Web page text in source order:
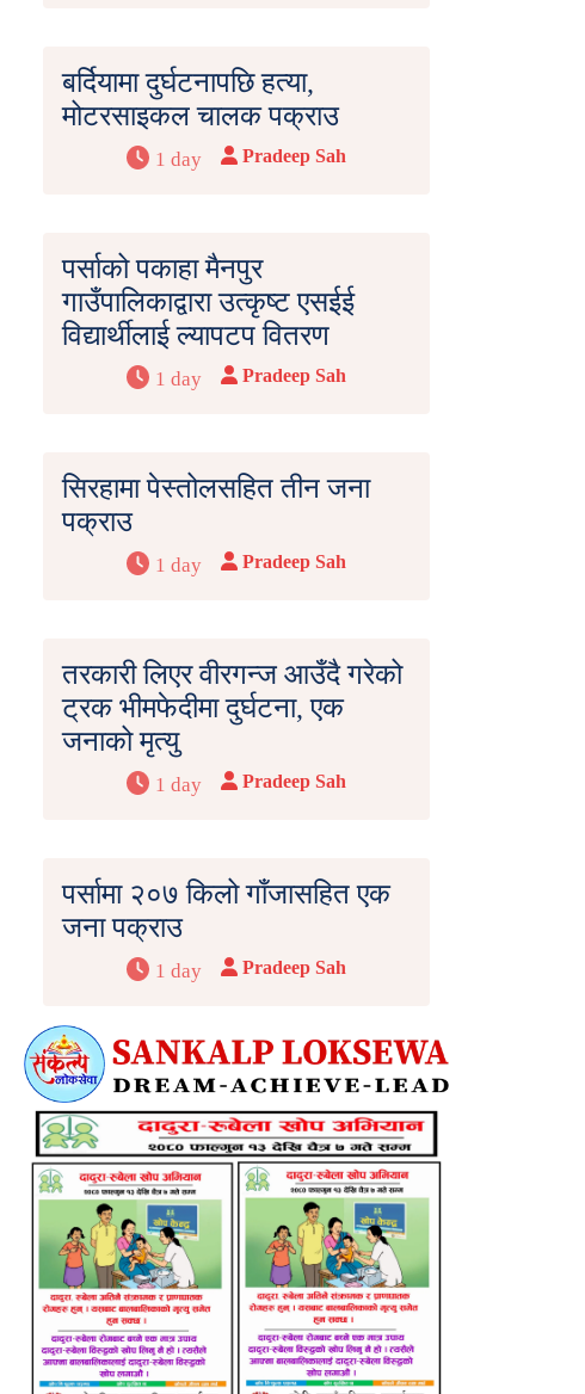
बर्दियामा दुर्घटनापछि हत्या,
मोटरसाइकल चालक पक्राउ
1 day Pradeep Sah
पर्साको पकाहा मैनपुर
गाउँपालिकाद्वारा उत्कृष्ट एसईई
विद्यार्थीलाई ल्यापटप वितरण
1 day Pradeep Sah
सिरहामा पेस्तोलसहित तीन जना
पक्राउ
1 day Pradeep Sah
तरकारी लिएर वीरगन्ज आउँदै गरेको
ट्रक भीमफेदीमा दुर्घटना, एक
जनाको मृत्यु
1 day Pradeep Sah
पर्सामा २०७ किलो गाँजासहित एक
जना पक्राउ
1 day Pradeep Sah